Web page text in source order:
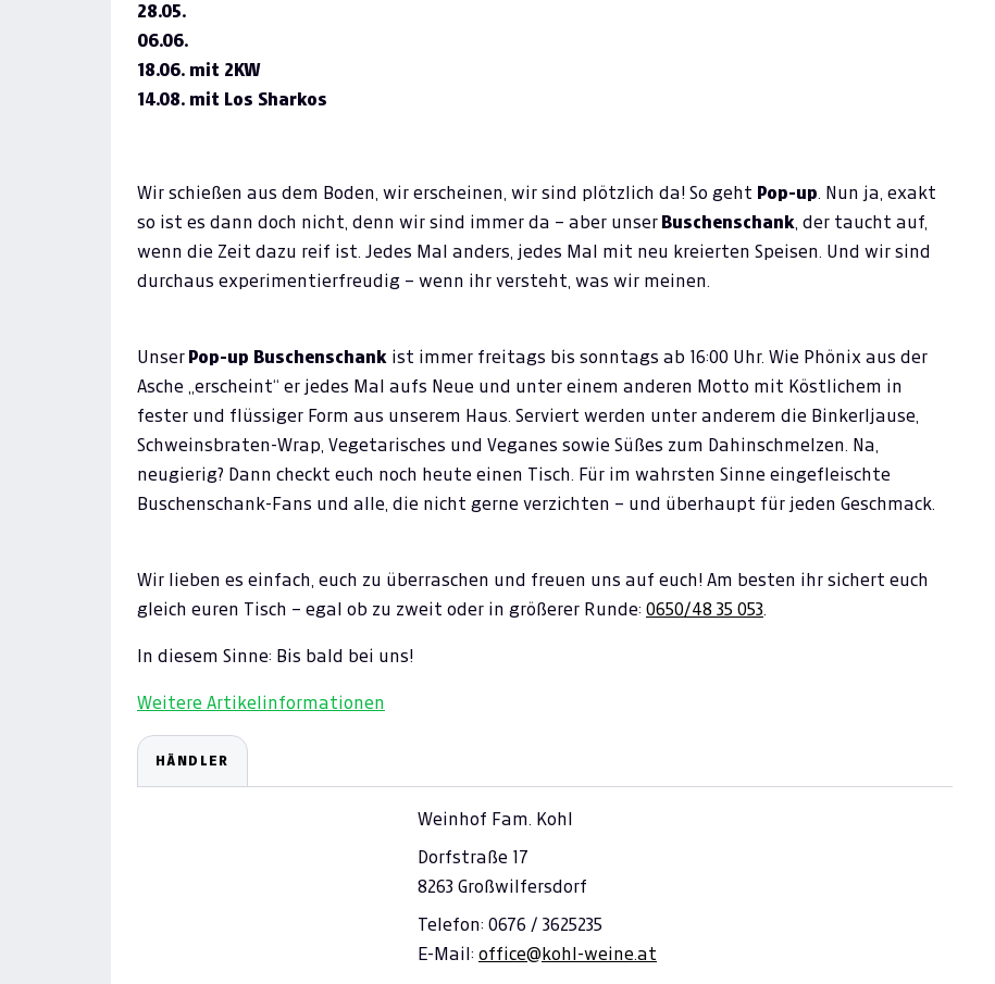
28.05.
06.06.
18.06. mit 2KW
14.08. mit Los Sharkos
Wir schießen aus dem Boden, wir erscheinen, wir sind plötzlich da! So geht Pop-up . Nun ja, exakt
so ist es dann doch nicht, denn wir sind immer da – aber unser Buschenschank , der taucht auf,
wenn die Zeit dazu reif ist. Jedes Mal anders, jedes Mal mit neu kreierten Speisen. Und wir sind
durchaus experimentierfreudig – wenn ihr versteht, was wir meinen.
Unser Pop-up Buschenschank ist immer freitags bis sonntags ab 16:00 Uhr. Wie Phönix aus der
Asche „erscheint“ er jedes Mal aufs Neue und unter einem anderen Motto mit Köstlichem in
fester und flüssiger Form aus unserem Haus. Serviert werden unter anderem die Binkerljause,
Schweinsbraten-Wrap, Vegetarisches und Veganes sowie Süßes zum Dahinschmelzen. Na,
neugierig? Dann checkt euch noch heute einen Tisch. Für im wahrsten Sinne eingefleischte
Buschenschank-Fans und alle, die nicht gerne verzichten – und überhaupt für jeden Geschmack.
Wir lieben es einfach, euch zu überraschen und freuen uns auf euch! Am besten ihr sichert euch
gleich euren Tisch – egal ob zu zweit oder in größerer Runde: 0650/48 35 053
In diesem Sinne: Bis bald bei uns!
Weitere Artikelinformationen
HÄNDLER
Weinhof Fam. Kohl
Dorfstraße 17
8263 Großwilfersdorf
Telefon: 0676 / 3625235
E-Mail: office@kohl-weine.at